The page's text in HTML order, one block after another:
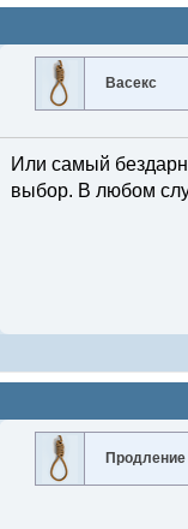
Васекс
Или самый
выбор. В любом
Продление